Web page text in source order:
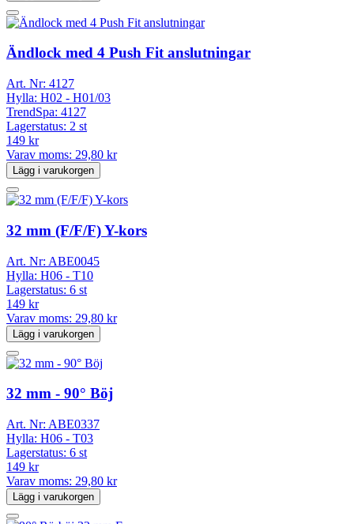
Ändlock med 4 Push Fit anslutningar
Art. Nr: 4127
Hylla: H02 - H01/03
TrendSpa: 4127
Lagerstatus: 2 st
149 kr
Varav moms: 29,80 kr
Lägg i varukorgen
32 mm (F/F/F) Y-kors
Art. Nr: ABE0045
Hylla: H06 - T10
Lagerstatus: 6 st
149 kr
Varav moms: 29,80 kr
Lägg i varukorgen
32 mm - 90° Böj
Art. Nr: ABE0337
Hylla: H06 - T03
Lagerstatus: 6 st
149 kr
Varav moms: 29,80 kr
Lägg i varukorgen